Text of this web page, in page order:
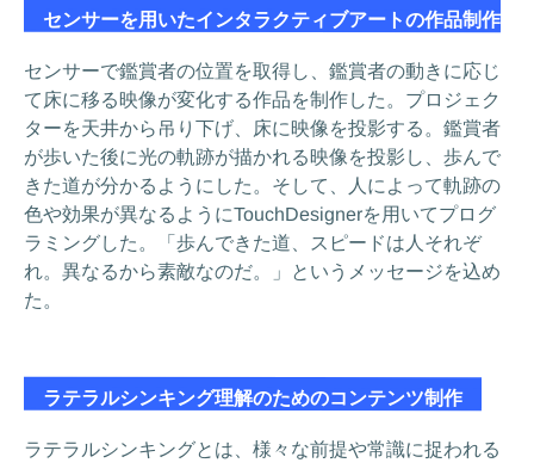
センサーを用いたインタラクティブアートの作品制作
センサーで鑑賞者の位置を取得し、鑑賞者の動きに応じ
て床に移る映像が変化する作品を制作した。プロジェク
ターを天井から吊り下げ、床に映像を投影する。鑑賞者
が歩いた後に光の軌跡が描かれる映像を投影し、歩んで
きた道が分かるようにした。そして、人によって軌跡の
色や効果が異なるようにTouchDesignerを用いてプログ
ラミングした。「歩んできた道、スピードは人それぞ
れ。異なるから素敵なのだ。」というメッセージを込め
た。
ラテラルシンキング理解のためのコンテンツ制作
ラテラルシンキングとは、様々な前提や常識に捉われる